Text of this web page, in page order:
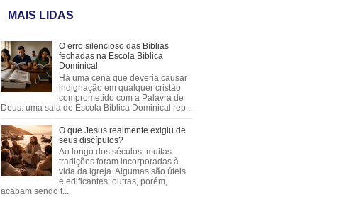
MAIS LIDAS
O erro silencioso das Bíblias
fechadas na Escola Bíblica
Dominical
Há uma cena que deveria causar
indignação em qualquer cristão
comprometido com a Palavra de
Deus: uma sala de Escola Bíblica Dominical rep...
O que Jesus realmente exigiu de
seus discípulos?
Ao longo dos séculos, muitas
tradições foram incorporadas à
vida da igreja. Algumas são úteis
e edificantes; outras, porém,
acabam sendo t...